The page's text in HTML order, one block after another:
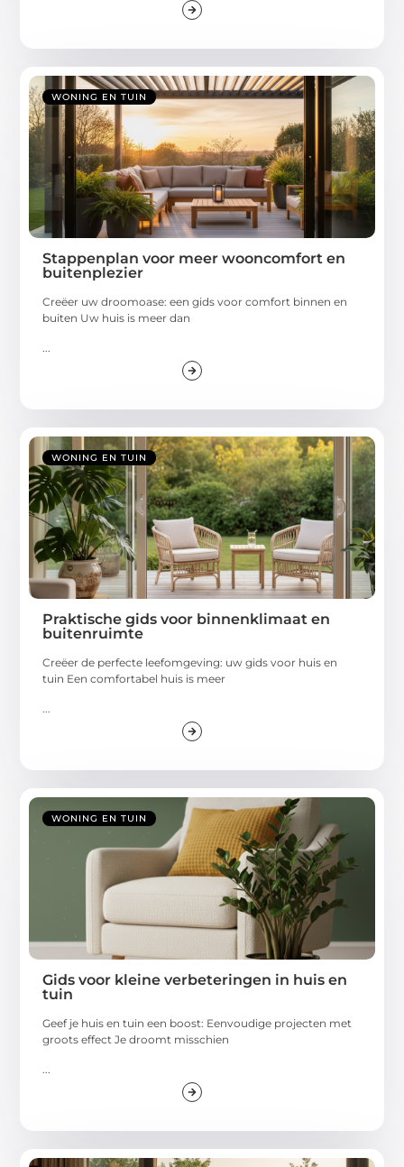
WONING EN TUIN
Stappenplan voor meer wooncomfort en
buitenplezier
Creëer uw droomoase: een gids voor comfort binnen en
buiten Uw huis is meer dan
WONING EN TUIN
Praktische gids voor binnenklimaat en
buitenruimte
Creëer de perfecte leefomgeving: uw gids voor huis en
tuin Een comfortabel huis is meer
WONING EN TUIN
Gids voor kleine verbeteringen in huis en
tuin
Geef je huis en tuin een boost: Eenvoudige projecten met
groots effect Je droomt misschien